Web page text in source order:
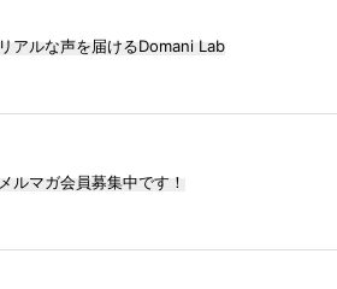
リアルな声を届けるDomani Lab
メルマガ会員募集中です！